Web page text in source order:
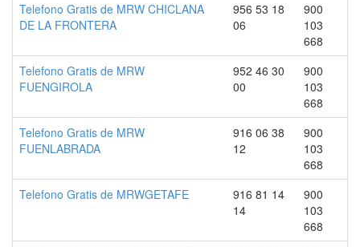
Telefono Gratis de MRW CHICLANA
DE LA FRONTERA
956 53 18
06
900
103
668
Telefono Gratis de MRW
FUENGIROLA
952 46 30
00
900
103
668
Telefono Gratis de MRW
FUENLABRADA
916 06 38
12
900
103
668
Telefono Gratis de MRWGETAFE
916 81 14
14
900
103
668